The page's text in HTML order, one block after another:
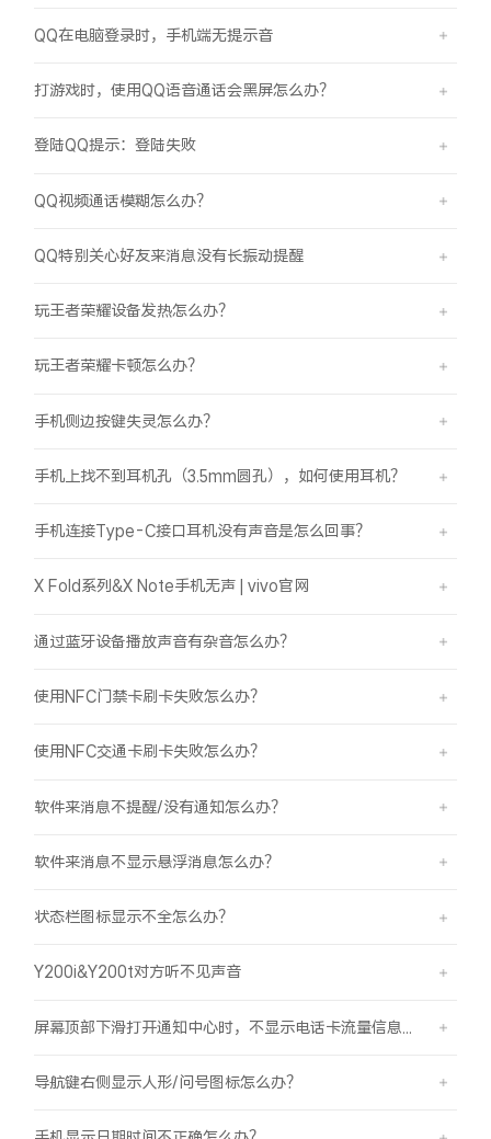
QQ在电脑登录时，手机端无提示音
打游戏时，使用QQ语音通话会黑屏怎么办？
登陆QQ提示：登陆失败
QQ视频通话模糊怎么办？
QQ特别关心好友来消息没有长振动提醒
玩王者荣耀设备发热怎么办？
玩王者荣耀卡顿怎么办？
手机侧边按键失灵怎么办？
手机上找不到耳机孔（3.5mm圆孔），如何使用耳机？
手机连接Type-C接口耳机没有声音是怎么回事？
X Fold系列&X Note手机无声 | vivo官网
通过蓝牙设备播放声音有杂音怎么办？
使用NFC门禁卡刷卡失败怎么办？
使用NFC交通卡刷卡失败怎么办？
软件来消息不提醒/没有通知怎么办？
软件来消息不显示悬浮消息怎么办？
状态栏图标显示不全怎么办？
Y200i&Y200t对方听不见声音
导航键右侧显示人形/问号图标怎么办？